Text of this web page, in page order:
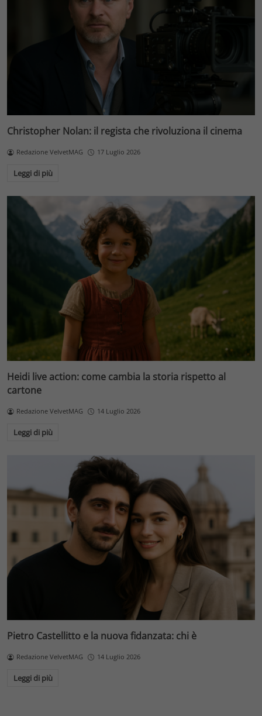
Christopher Nolan: il regista che rivoluziona il cinema
Redazione VelvetMAG 17 Luglio 2026
Leggi di più
Heidi live action: come cambia la storia rispetto al
cartone
Redazione VelvetMAG 14 Luglio 2026
Leggi di più
Pietro Castellitto e la nuova fidanzata: chi è
Redazione VelvetMAG 14 Luglio 2026
Leggi di più